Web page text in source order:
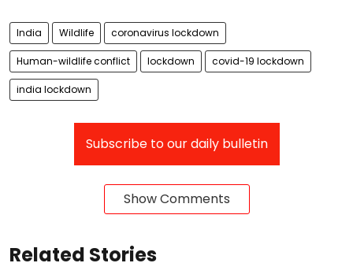
India Wildlife coronavirus lockdown
Human-wildlife conflict lockdown covid-19 lockdown
india lockdown
Subscribe to our daily bulletin
Show Comments
Related Stories